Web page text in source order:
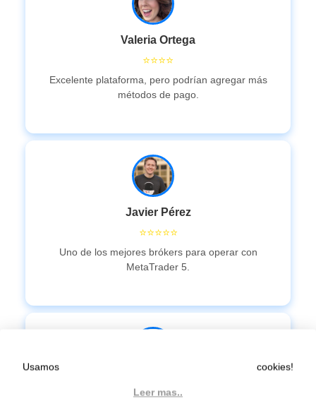
Valeria Ortega
⭐⭐⭐⭐
Excelente plataforma, pero podrían agregar más
métodos de pago.
Javier Pérez
⭐⭐⭐⭐⭐
Uno de los mejores brókers para operar con
MetaTrader 5.
Usamos cookies!
Leer mas..